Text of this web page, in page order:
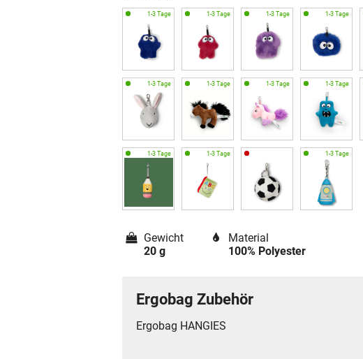
Gewicht
20 g
Material
100% Polyester
Ergobag Zubehör
Ergobag HANGIES